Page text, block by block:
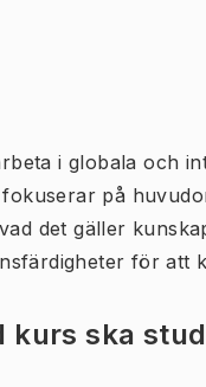
i globala och
på
det gäller
för att
ska